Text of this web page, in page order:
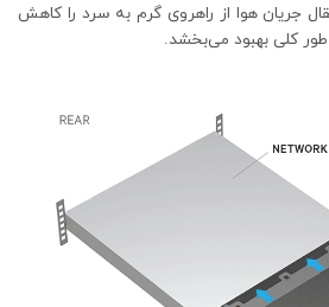
جریان هوا از راهروی گرم به سرد را کاهش
طور کلی بهبود می‌بخشد.